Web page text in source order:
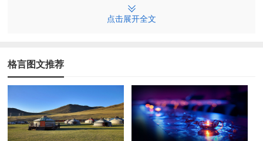
理有千层话有百端，三言两语诉说不清，只能用一种形容，那就
小军和同学闹矛盾，用一句歇后语或格言
忍一时风平浪静，退一步海阔天空．
小军和同学闹矛盾，用一句歇后语或格言
______________________。
点击展开全文
格言图文推荐